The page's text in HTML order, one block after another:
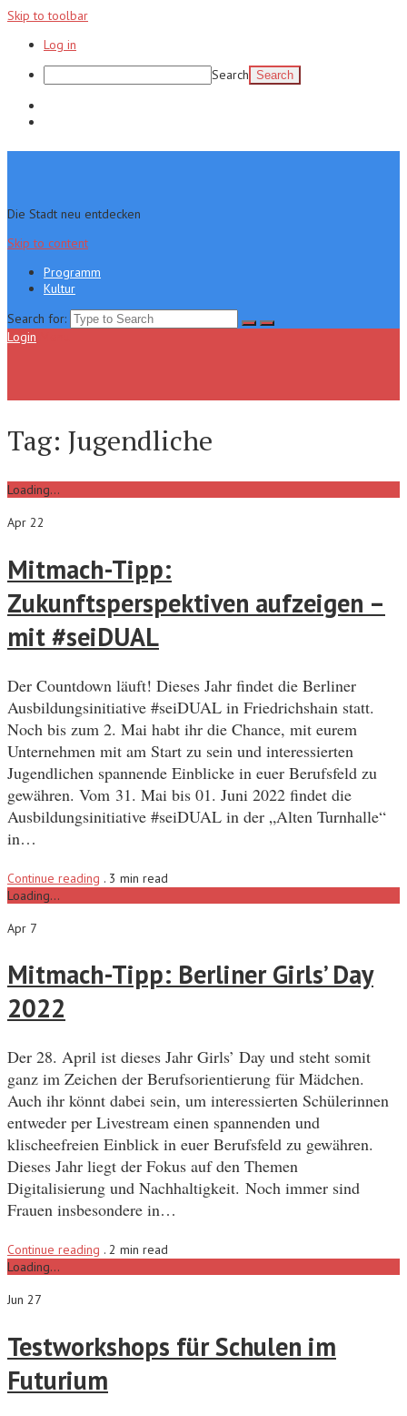
Skip to toolbar
Log in
Search
Die Stadt neu entdecken
Skip to content
Programm
Kultur
Search for:
Login
Tag: Jugendliche
Loading...
Apr 22
Mitmach-Tipp:
Zukunftsperspektiven aufzeigen –
mit #seiDUAL
Der Countdown läuft! Dieses Jahr findet die Berliner
Ausbildungsinitiative #seiDUAL in Friedrichshain statt.
Noch bis zum 2. Mai habt ihr die Chance, mit eurem
Unternehmen mit am Start zu sein und interessierten
Jugendlichen spannende Einblicke in euer Berufsfeld zu
gewähren. Vom 31. Mai bis 01. Juni 2022 findet die
Ausbildungsinitiative #seiDUAL in der „Alten Turnhalle“
in…
Continue reading . 3 min read
Loading...
Apr 7
Mitmach-Tipp: Berliner Girls’ Day
2022
Der 28. April ist dieses Jahr Girls’ Day und steht somit
ganz im Zeichen der Berufsorientierung für Mädchen.
Auch ihr könnt dabei sein, um interessierten Schülerinnen
entweder per Livestream einen spannenden und
klischeefreien Einblick in euer Berufsfeld zu gewähren.
Dieses Jahr liegt der Fokus auf den Themen
Digitalisierung und Nachhaltigkeit. Noch immer sind
Frauen insbesondere in…
Continue reading . 2 min read
Loading...
Jun 27
Testworkshops für Schulen im
Futurium